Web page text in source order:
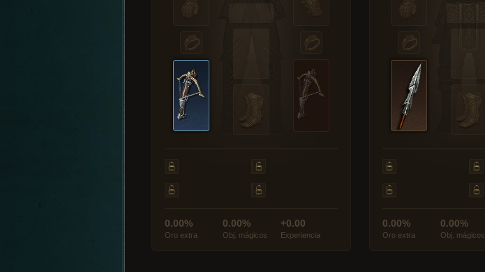
0.00%
Oro extra
0.00%
Obj. mágicos
+0.00
Experiencia
0.00%
Oro extra
0.00%
Obj. mágicos